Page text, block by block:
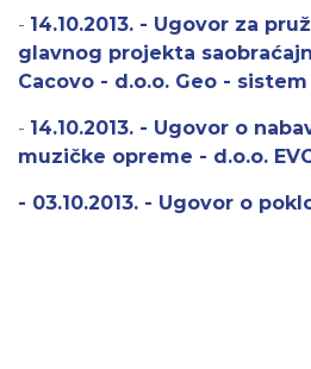
- 14.10.2013. - Ugovor za
glavnog projekta
Cacovo - d.o.o. Geo - sistem
- 14.10.2013. - Ugovor o
muzičke opreme - d.o.o.
- 03.10.2013. - Ugovor o